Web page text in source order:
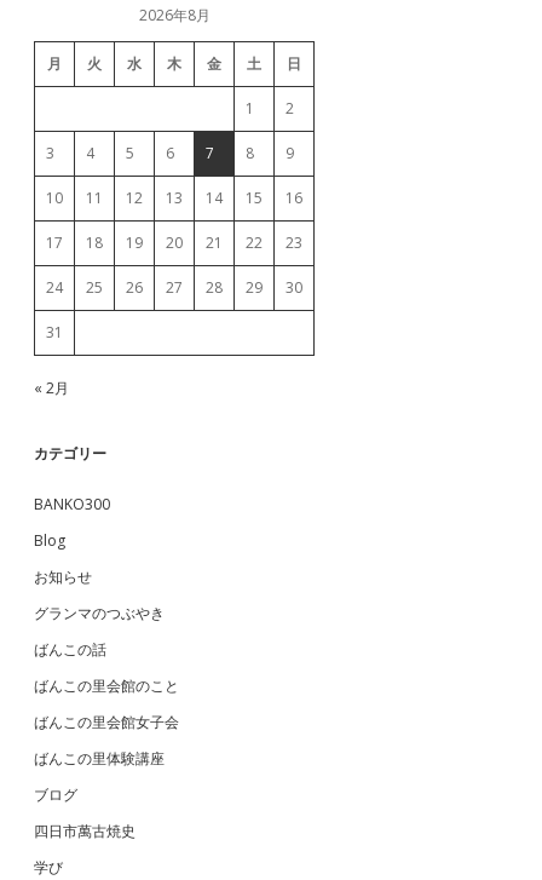
2026年8月
月 火 水 木 金 土 日
1 2
3 4 5 6 7 8 9
10 11 12 13 14 15 16
17 18 19 20 21 22 23
24 25 26 27 28 29 30
31
« 2月
カテゴリー
BANKO300
Blog
お知らせ
グランマのつぶやき
ばんこの話
ばんこの里会館のこと
ばんこの里会館女子会
ばんこの里体験講座
ブログ
四日市萬古焼史
学び